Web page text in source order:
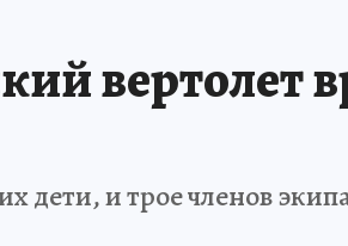
вертолет
дети, и трое членов